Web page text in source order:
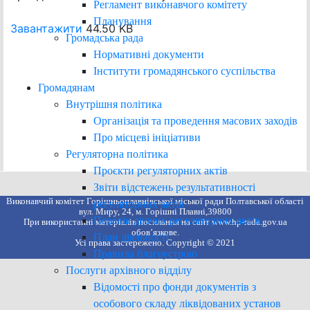
Регламент виконавчого комітету
Планування
Громадська рада
Нормативні документи
Інститути громадянського суспільства
Громадянам
Внутрішня політика
Організація та проведення масових заходів
Про місцеві ініціативи
Регуляторна політика
Проєкти регуляторних актів
Звіти відстежень результативності
регуляторних актів
Перелік діючих регуляторних актів
План діяльності
Правила благоустрою
Послуги архівного відділу
Відомості про фонди документів з
особового складу ліквідованих установ
Завантажити 44.50 KB
Виконавчий комітет Горішньоплавнівської міської ради Полтавської області
вул. Миру, 24, м. Горішні Плавні,39800
При використанні матеріалів посилання на сайт www.hp-rada.gov.ua
обов’язкове.
Усі права застережено. Copyright © 2021